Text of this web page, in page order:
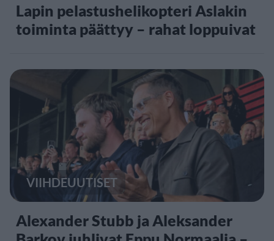
Lapin pelastushelikopteri Aslakin
toiminta päättyy – rahat loppuivat
VIIHDEUUTISET
Alexander Stubb ja Aleksander